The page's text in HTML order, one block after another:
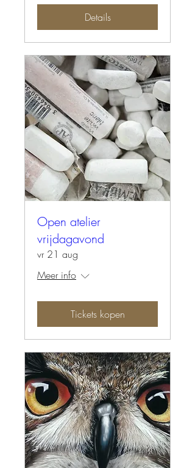
Details
Open atelier
vrijdagavond
vr 21 aug
Meer info
Tickets kopen